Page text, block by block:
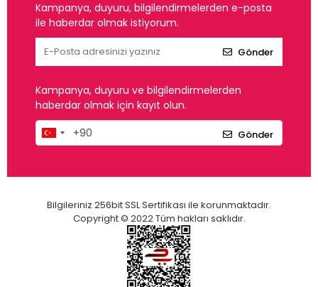
Kampanya, duyuru, bilgilendirmelerden e-posta
ile haberdar olmak istiyorum.
Gönder
Kampanya, duyuru ve bilgilendirmelerden
haberdar olmak için kayıt olun.
Gönder
Bilgileriniz 256bit SSL Sertifikası ile korunmaktadır.
Copyright © 2022 Tüm hakları saklıdır.